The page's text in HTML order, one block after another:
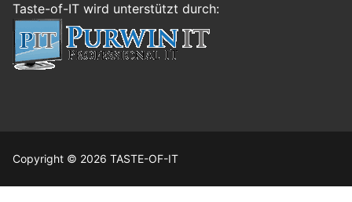
Taste-of-IT wird unterstützt durch:
Copyright © 2026 TASTE-OF-IT